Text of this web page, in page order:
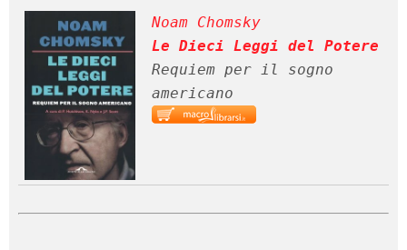
Noam Chomsky
Le Dieci Leggi del Potere
Requiem per il sogno
americano